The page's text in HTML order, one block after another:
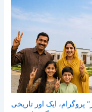
پروگرام، ایک اور تاریخی